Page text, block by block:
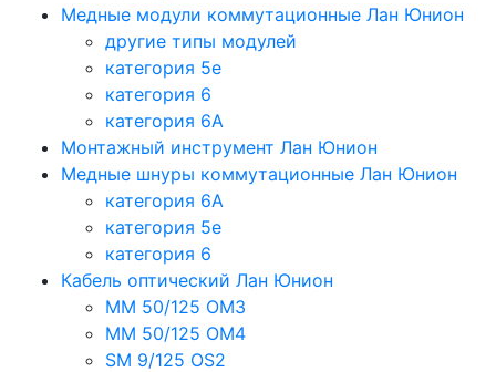
Медные модули коммутационные Лан Юнион
другие типы модулей
категория 5е
категория 6
категория 6A
Монтажный инструмент Лан Юнион
Медные шнуры коммутационные Лан Юнион
категория 6A
категория 5e
категория 6
Кабель оптический Лан Юнион
MM 50/125 OM3
MM 50/125 OM4
SM 9/125 OS2